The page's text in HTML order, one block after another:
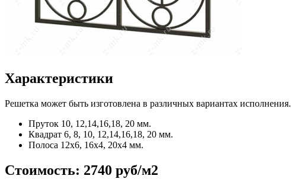
Характеристики
Решетка может быть изготовлена в различных вариантах исполнения.
Пруток 10, 12,14,16,18, 20 мм.
Квадрат 6, 8, 10, 12,14,16,18, 20 мм.
Полоса 12x6, 16x4, 20x4 мм.
Стоимость: 2740 руб/м2